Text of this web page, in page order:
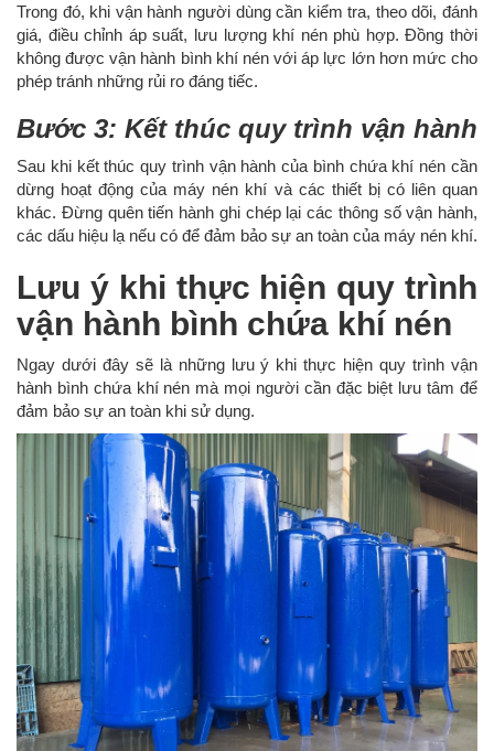
Trong đó, khi vận hành người dùng cần kiểm tra, theo dõi, đánh
giá, điều chỉnh áp suất, lưu lượng khí nén phù hợp. Đồng thời
không được vận hành bình khí nén với áp lực lớn hơn mức cho
phép tránh những rủi ro đáng tiếc.
Bước 3: Kết thúc quy trình vận hành
Sau khi kết thúc quy trình vận hành của bình chứa khí nén cần
dừng hoạt động của máy nén khí và các thiết bị có liên quan
khác. Đừng quên tiến hành ghi chép lại các thông số vận hành,
các dấu hiệu lạ nếu có để đảm bảo sự an toàn của máy nén khí.
Lưu ý khi thực hiện quy trình
vận hành bình chứa khí nén
Ngay dưới đây sẽ là những lưu ý khi thực hiện quy trình vận
hành bình chứa khí nén mà mọi người cần đặc biệt lưu tâm để
đảm bảo sự an toàn khi sử dụng.